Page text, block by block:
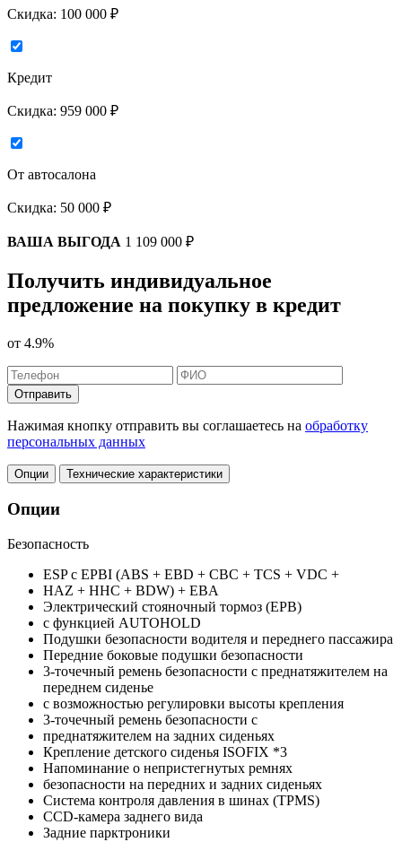
Скидка: 100 000 ₽
Кредит
Скидка: 959 000 ₽
От автосалона
Скидка: 50 000 ₽
ВАША ВЫГОДА 1 109 000 ₽
Получить индивидуальное
предложение на покупку в кредит
от 4.9%
Отправить
Нажимая кнопку отправить вы соглашаетесь на обработку
персональных данных
Опции Технические характеристики
Опции
Безопасность
ESP с EPBI (ABS + EBD + CBC + TCS + VDC +
HAZ + HHC + BDW) + EBA
Электрический стояночный тормоз (ЕРВ)
с функцией AUTOHOLD
Подушки безопасности водителя и переднего пассажира
Передние боковые подушки безопасности
3-точечный ремень безопасности с преднатяжителем на
переднем сиденье
с возможностью регулировки высоты крепления
3-точечный ремень безопасности с
преднатяжителем на задних сиденьях
Крепление детского сиденья ISOFIX *3
Напоминание о непристегнутых ремнях
безопасности на передних и задних сиденьях
Система контроля давления в шинах (TPMS)
CCD-камера заднего вида
Задние парктроники